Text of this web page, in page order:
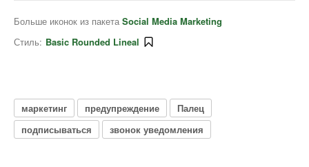
Больше иконок из пакета Social Media Marketing
Стиль: Basic Rounded Lineal
маркетинг предупреждение
Палец
подписываться
звонок уведомления